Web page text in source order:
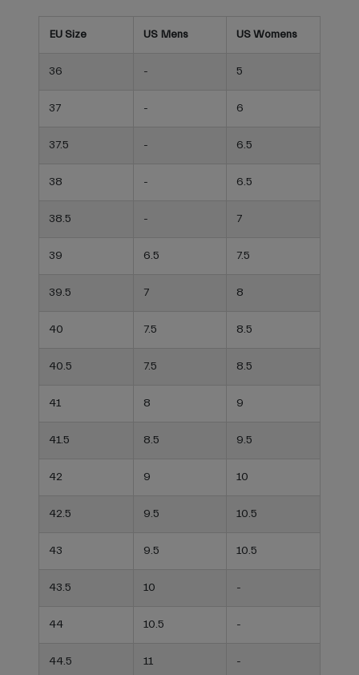
EU Size US Mens US Womens
36 - 5
37 - 6
37.5 - 6.5
38 - 6.5
38.5 - 7
39 6.5 7.5
39.5 7 8
40 7.5 8.5
40.5 7.5 8.5
41 8 9
41.5 8.5 9.5
42 9 10
42.5 9.5 10.5
43 9.5 10.5
43.5 10 -
44 10.5 -
44.5 11 -